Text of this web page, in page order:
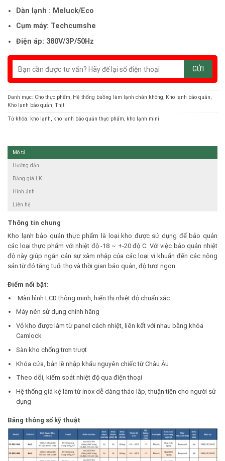
Dàn lạnh : Meluck/Eco
Cụm máy: Techcumshe
Điện áp: 380V/3P/50Hz
Danh mục: Cho thực phẩm, Hệ thống buồng làm lạnh chân không, Kho lạnh bảo quản,
Kho lạnh bảo quản, Thịt
Từ khóa: kho lạnh, kho lạnh bảo quản thực phẩm, kho lạnh mini
Mô tả
Hướng dẫn
Bảng giá LK
Hình ảnh
Liên hệ
Thông tin chung
Kho lạnh bảo quản thực phẩm là loại kho được sử dụng để bảo quản
các loại thực phẩm với nhiệt độ -18 ~ +-20 độ C. Với việc bảo quản nhiệt
độ này giúp ngăn cản sự xâm nhập của các loại vi khuẩn đến các nông
sản từ đó tăng tuổi thọ và thời gian bảo quản, độ tươi ngon.
Điểm nổi bật:
Màn hình LCD thông minh, hiển thị nhiệt độ chuẩn xác.
Máy nén sử dụng chính hãng
Vỏ kho được làm từ panel cách nhiệt, liên kết với nhau bằng khóa
Camlock
Sàn kho chống trơn trượt
Khóa cửa, bản lề nhập khẩu nguyên chiếc từ Châu Âu
Theo dõi, kiểm soát nhiệt độ qua điện thoại
Hệ thống giá kệ làm từ inox dễ dàng tháo lắp, thuận tiện cho người sử
dụng
Bảng thông số kỹ thuật